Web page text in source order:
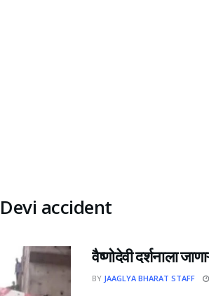
accident
वैष्णोदेवी दर्शनाला
BY JAAGLYA BHARAT STAFF